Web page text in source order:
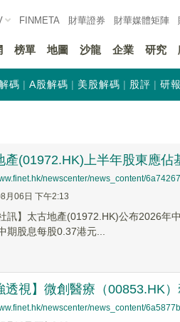
FINMETA 財華證券 財華媒體矩陣
榜單 地圖 沙龍 企業 研究
碼 A股解碼 美股解碼 股評 研報
產(01972.HK)上半年股東應
newscenter/news_content/
月06日 下午2:13
社訊】太古地產(01972.HK)公布2026年
期股息每股0.37港元...
透視】微創醫療（00853.HK
newscenter/news_content/